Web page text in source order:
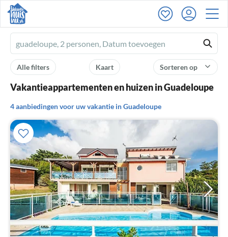
Ferienhausmiete
logo
Sorteren op
Kaart
Alle filters
Vakantieappartementen en huizen in Guadeloupe
4 aanbiedingen voor uw vakantie in Guadeloupe